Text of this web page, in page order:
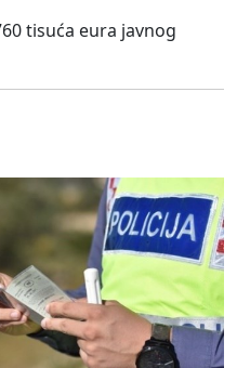
tisuća eura javnog